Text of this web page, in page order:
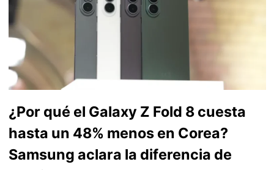
¿Por qué el Galaxy Z Fold 8 cuesta
hasta un 48% menos en Corea?
Samsung aclara la diferencia de